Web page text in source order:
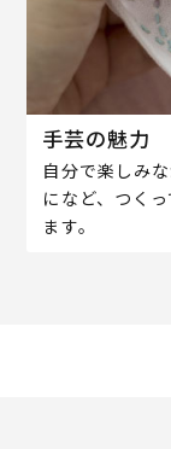
手芸の魅力
自分で楽しみ
になど、つく
ます。